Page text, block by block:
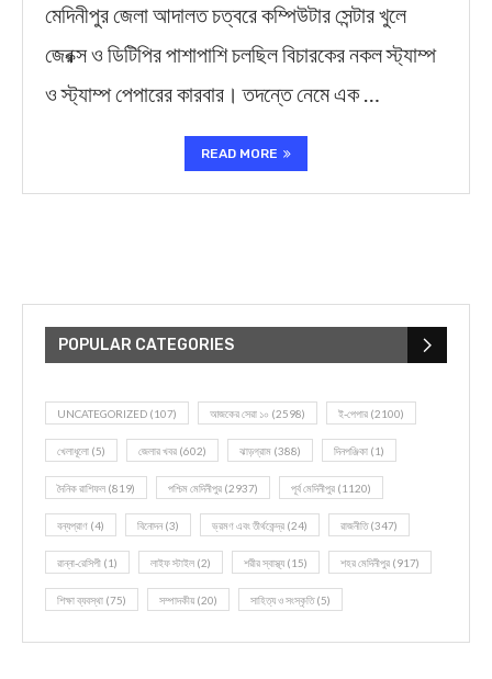
মেদিনীপুর জেলা আদালত চত্বরে কম্পিউটার সেন্টার খুলে
জেরক্স ও ডিটিপির পাশাপাশি চলছিল বিচারকের নকল স্ট্যাম্প
ও স্ট্যাম্প পেপারের কারবার। তদন্তে নেমে এক …
READ MORE
POPULAR CATEGORIES
UNCATEGORIZED (107) আজকের সেরা ১০ (2598) ই-পেপার (2100)
খেলাধূলো (5) জেলার খবর (602) ঝাড়গ্রাম (388) দিনপঞ্জিকা (1)
দৈনিক রাশিফল (819) পশ্চিম মেদিনীপুর (2937) পূর্ব মেদিনীপুর (1120)
বন্যপ্রাণ (4) বিনোদন(3) ভ্রমণ এবং তীর্থকেন্দ্র (24) রাজনীতি(347)
রান্না-রেসিপী (1) লাইফ স্টাইল (2) শরীর স্বাস্থ্য (15) শহর মেদিনীপুর (917)
শিক্ষা ব্যবস্থা (75) সম্পাদকীয় (20) সাহিত্য ও সংস্কৃতি(5)